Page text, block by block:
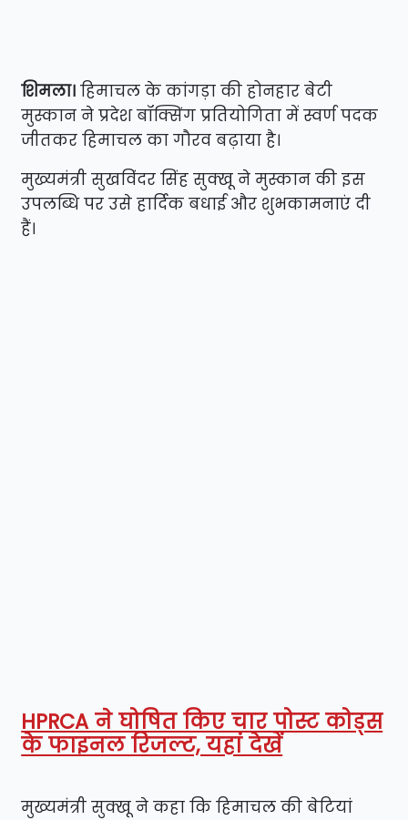
शिमला। हिमाचल के कांगड़ा की होनहार बेटी
मुस्कान ने प्रदेश बॉक्सिंग प्रतियोगिता में स्वर्ण पदक
जीतकर हिमाचल का गौरव बढ़ाया है।
मुख्यमंत्री सुखविंदर सिंह सुक्खू ने मुस्कान की इस
उपलब्धि पर उसे हार्दिक बधाई और शुभकामनाएं दी
हैं।
HPRCA ने घोषित किए चार पोस्ट कोड्स
के फाइनल रिजल्ट, यहां देखें
मुख्यमंत्री सुक्खू ने कहा कि हिमाचल की बेटियां